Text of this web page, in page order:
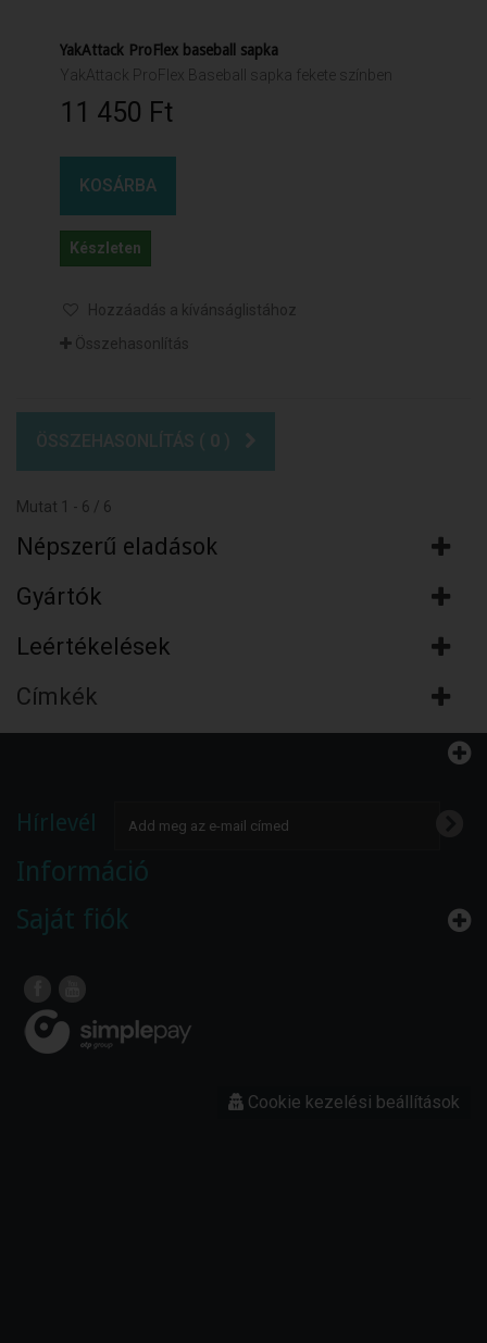
YakAttack ProFlex baseball sapka
YakAttack ProFlex Baseball sapka fekete színben
11 450 Ft‎
KOSÁRBA
Készleten
Hozzáadás a kívánságlistához
Összehasonlítás
ÖSSZEHASONLÍTÁS ( 0 )
Mutat 1 - 6 / 6
Népszerű eladások
Gyártók
Leértékelések
Címkék
Hírlevél
Információ
Saját fiók
Cookie kezelési beállítások